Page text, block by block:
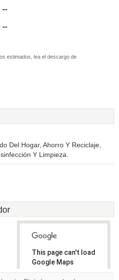
--
--
estimados, lea el descargo de
Del Hogar, Ahorro Y Reciclaje,
Y Limpieza.
This page can't load
Google Maps
correctly.